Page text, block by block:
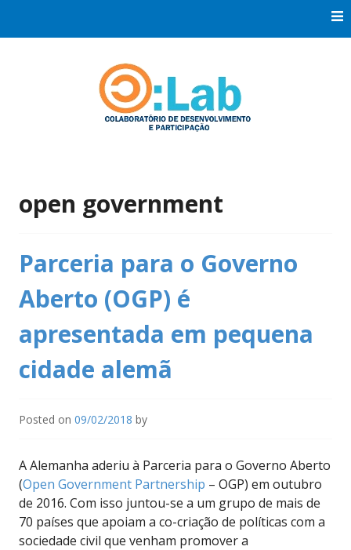
open government
Parceria para o Governo
Aberto (OGP) é
apresentada em pequena
cidade alemã
Posted on 09/02/2018 by
A Alemanha aderiu à Parceria para o Governo Aberto
(Open Government Partnership – OGP) em outubro
de 2016. Com isso juntou-se a um grupo de mais de
70 países que apoiam a co-criação de políticas com a
sociedade civil que venham promover a